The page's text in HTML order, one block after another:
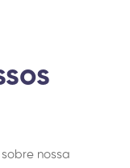
nossa